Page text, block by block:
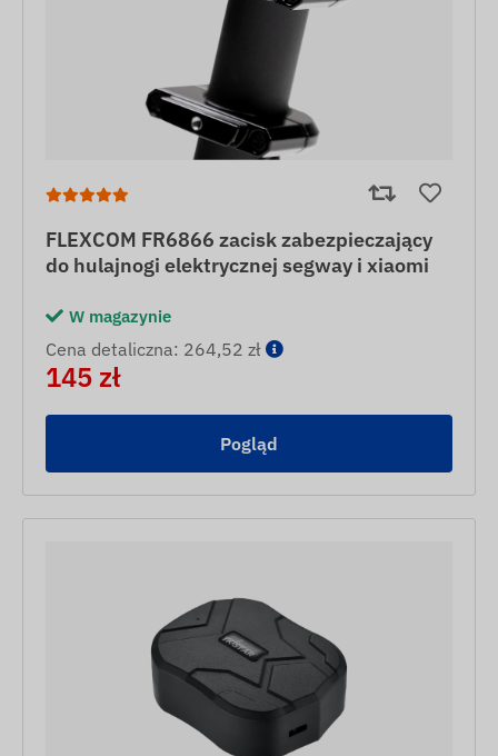
FLEXCOM FR6866 zacisk zabezpieczający
do hulajnogi elektrycznej segway i xiaomi
W magazynie
Cena detaliczna: 264,52 zł
145 zł
Pogląd